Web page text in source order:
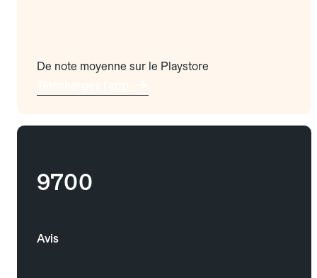
De note moyenne sur le Playstore
9700
Avis